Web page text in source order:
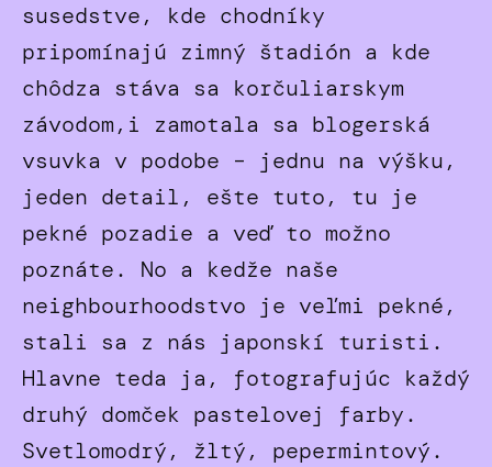
susedstve, kde chodníky
pripomínajú zimný štadión a kde
chôdza stáva sa korčuliarskym
závodom,i zamotala sa blogerská
vsuvka v podobe – jednu na výšku,
jeden detail, ešte tuto, tu je
pekné pozadie a veď to možno
poznáte. No a kedže naše
neighbourhoodstvo je veľmi pekné,
stali sa z nás japonskí turisti.
Hlavne teda ja, fotografujúc každý
druhý domček pastelovej farby.
Svetlomodrý, žltý, pepermintový.